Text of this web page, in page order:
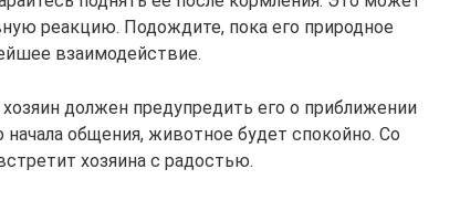
реакцию. Подождите, пока его природное
взаимодействие.
должен предупредить его о приближении
общения, животное будет спокойно. Со
хозяина с радостью.